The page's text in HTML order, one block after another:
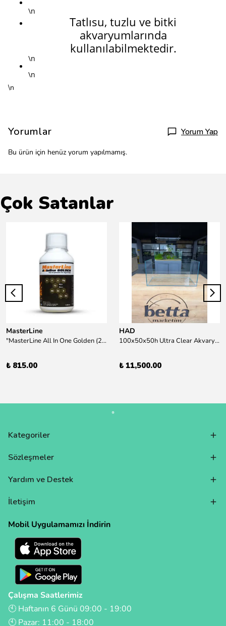
\n
Tatlısu, tuzlu ve bitki
akvaryumlarında
kullanılabilmektedir.
\n
\n
\n
Yorumlar Yorum Yap
Bu ürün için henüz yorum yapılmamış.
Çok Satanlar
MasterLine
"MasterLine All In One Golden (200 ml) Daha yüksek zorluk derecesine sahip bitkiler için Özel formül Tam Besin "
₺ 815.00
HAD
100x50x50h Ultra Clear Akvaryum 10mm 90derece Birleşim /Sadece Otobüs Kargosu ile Gönderim Yapılır !
₺ 11,500.00
Kategoriler
Sözleşmeler
Yardım ve Destek
İletişim
Mobil Uygulamamızı İndirin
Çalışma Saatlerimiz
🕙 Haftanın 6 Günü 09:00 - 19:00
🕙 Pazar: 11:00 - 18:00